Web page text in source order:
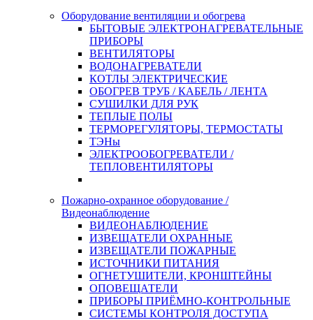
Оборудование вентиляции и обогрева
БЫТОВЫЕ ЭЛЕКТРОНАГРЕВАТЕЛЬНЫЕ
ПРИБОРЫ
ВЕНТИЛЯТОРЫ
ВОДОНАГРЕВАТЕЛИ
КОТЛЫ ЭЛЕКТРИЧЕСКИЕ
ОБОГРЕВ ТРУБ / КАБЕЛЬ / ЛЕНТА
СУШИЛКИ ДЛЯ РУК
ТЕПЛЫЕ ПОЛЫ
ТЕРМОРЕГУЛЯТОРЫ, ТЕРМОСТАТЫ
ТЭНы
ЭЛЕКТРООБОГРЕВАТЕЛИ /
ТЕПЛОВЕНТИЛЯТОРЫ
Пожарно-охранное оборудование /
Видеонаблюдение
ВИДЕОНАБЛЮДЕНИЕ
ИЗВЕЩАТЕЛИ ОХРАННЫЕ
ИЗВЕЩАТЕЛИ ПОЖАРНЫЕ
ИСТОЧНИКИ ПИТАНИЯ
ОГНЕТУШИТЕЛИ, КРОНШТЕЙНЫ
ОПОВЕЩАТЕЛИ
ПРИБОРЫ ПРИЁМНО-КОНТРОЛЬНЫЕ
СИСТЕМЫ КОНТРОЛЯ ДОСТУПА